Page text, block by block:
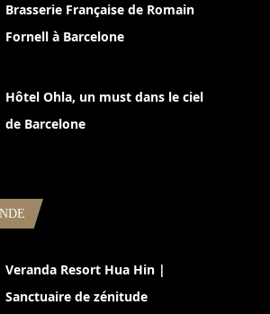
Brasserie Française de Romain
Fornell à Barcelone
Hôtel Ohla, un must dans le ciel
de Barcelone
Veranda Resort Hua Hin |
Sanctuaire de zénitude